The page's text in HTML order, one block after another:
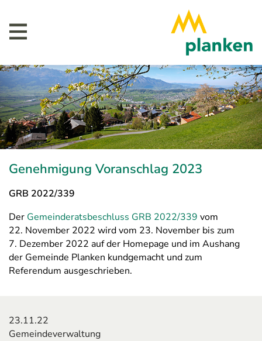
23.11.22
Gemeindeverwaltung
Genehmigung Voranschlag 2023
GRB 2022/339
Der Gemeinderatsbeschluss GRB 2022/339 vom
22. November 2022 wird vom 23. November bis zum
7. Dezember 2022 auf der Homepage und im Aushang
der Gemeinde Planken kundgemacht und zum
Referendum ausgeschrieben.